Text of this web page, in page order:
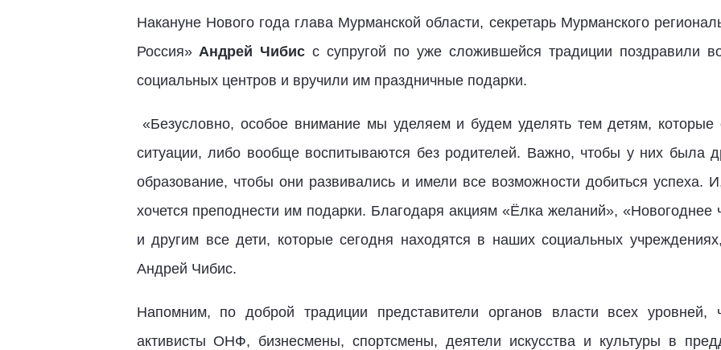
Накануне Нового года глава Мурманской области, секретарь Мурманского
Россия»Андрей Чибис с супругой по уже сложившейся традиции поздравили
социальных центров и вручили им праздничные подарки.
«Безусловно, особое внимание мы уделяем и будем уделять тем детям, которые
ситуации, либо вообще воспитываются без родителей. Важно, чтобы у них была
образование, чтобы они развивались и имели все возможности добиться успеха.
хочется преподнести им подарки. Благодаря акциям «Ёлка желаний»,
и другим все дети, которые сегодня находятся в наших социальных
Андрей Чибис.
Напомним, по доброй традиции представители органов власти всех
активисты ОНФ, бизнесмены, спортсмены, деятели искусства и культуры в